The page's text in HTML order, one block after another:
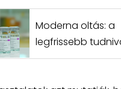
Moderna oltás: a
legfrissebb